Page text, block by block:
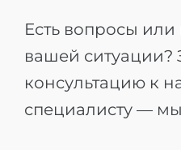
Есть вопросы
вашей ситуации?
консультацию к
специалисту —